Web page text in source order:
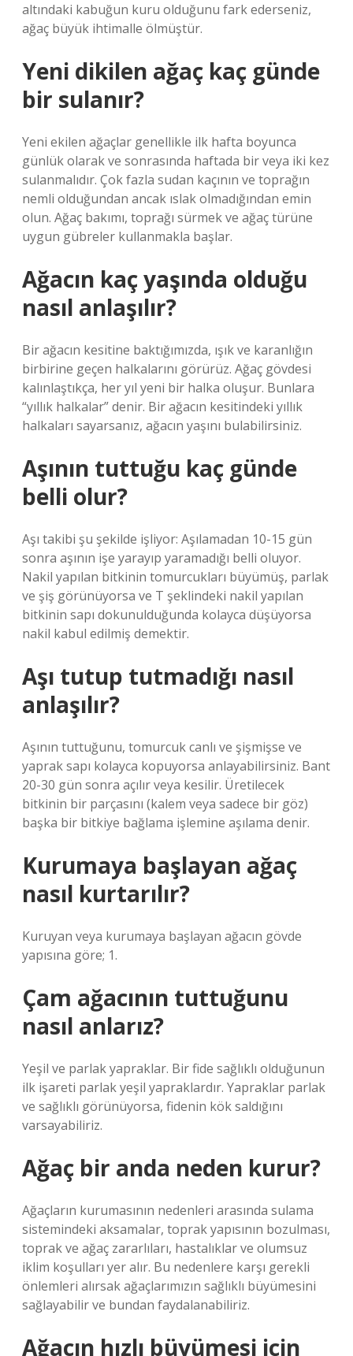
altındaki kabuğun kuru olduğunu fark ederseniz,
ağaç büyük ihtimalle ölmüştür.
Yeni dikilen ağaç kaç günde
bir sulanır?
Yeni ekilen ağaçlar genellikle ilk hafta boyunca
günlük olarak ve sonrasında haftada bir veya iki kez
sulanmalıdır. Çok fazla sudan kaçının ve toprağın
nemli olduğundan ancak ıslak olmadığından emin
olun. Ağaç bakımı, toprağı sürmek ve ağaç türüne
uygun gübreler kullanmakla başlar.
Ağacın kaç yaşında olduğu
nasıl anlaşılır?
Bir ağacın kesitine baktığımızda, ışık ve karanlığın
birbirine geçen halkalarını görürüz. Ağaç gövdesi
kalınlaştıkça, her yıl yeni bir halka oluşur. Bunlara
“yıllık halkalar” denir. Bir ağacın kesitindeki yıllık
halkaları sayarsanız, ağacın yaşını bulabilirsiniz.
Aşının tuttuğu kaç günde
belli olur?
Aşı takibi şu şekilde işliyor: Aşılamadan 10-15 gün
sonra aşının işe yarayıp yaramadığı belli oluyor.
Nakil yapılan bitkinin tomurcukları büyümüş, parlak
ve şiş görünüyorsa ve T şeklindeki nakil yapılan
bitkinin sapı dokunulduğunda kolayca düşüyorsa
nakil kabul edilmiş demektir.
Aşı tutup tutmadığı nasıl
anlaşılır?
Aşının tuttuğunu, tomurcuk canlı ve şişmişse ve
yaprak sapı kolayca kopuyorsa anlayabilirsiniz. Bant
20-30 gün sonra açılır veya kesilir. Üretilecek
bitkinin bir parçasını (kalem veya sadece bir göz)
başka bir bitkiye bağlama işlemine aşılama denir.
Kurumaya başlayan ağaç
nasıl kurtarılır?
Kuruyan veya kurumaya başlayan ağacın gövde
yapısına göre; 1.
Çam ağacının tuttuğunu
nasıl anlarız?
Yeşil ve parlak yapraklar. Bir fide sağlıklı olduğunun
ilk işareti parlak yeşil yapraklardır. Yapraklar parlak
ve sağlıklı görünüyorsa, fidenin kök saldığını
varsayabiliriz.
Ağaç bir anda neden kurur?
Ağaçların kurumasının nedenleri arasında sulama
sistemindeki aksamalar, toprak yapısının bozulması,
toprak ve ağaç zararlıları, hastalıklar ve olumsuz
iklim koşulları yer alır. Bu nedenlere karşı gerekli
önlemleri alırsak ağaçlarımızın sağlıklı büyümesini
sağlayabilir ve bundan faydalanabiliriz.
Ağacın hızlı büyümesi için